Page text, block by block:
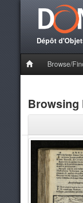
Dépôt
Browse/
Browsing